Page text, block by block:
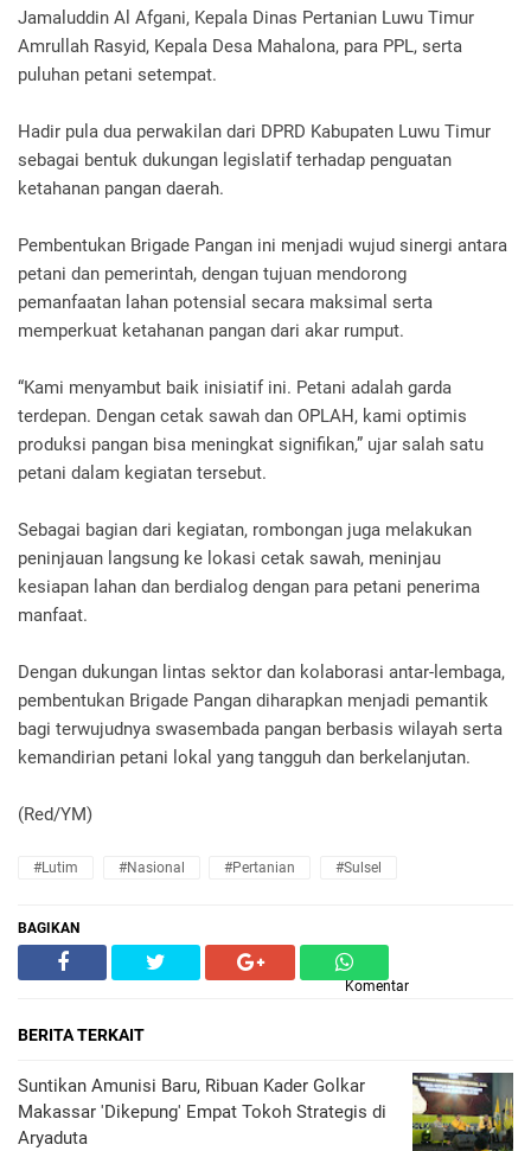
Jamaluddin Al Afgani, Kepala Dinas Pertanian Luwu Timur
Amrullah Rasyid, Kepala Desa Mahalona, para PPL, serta
puluhan petani setempat.
Hadir pula dua perwakilan dari DPRD Kabupaten Luwu Timur
sebagai bentuk dukungan legislatif terhadap penguatan
ketahanan pangan daerah.
Pembentukan Brigade Pangan ini menjadi wujud sinergi antara
petani dan pemerintah, dengan tujuan mendorong
pemanfaatan lahan potensial secara maksimal serta
memperkuat ketahanan pangan dari akar rumput.
“Kami menyambut baik inisiatif ini. Petani adalah garda
terdepan. Dengan cetak sawah dan OPLAH, kami optimis
produksi pangan bisa meningkat signifikan,” ujar salah satu
petani dalam kegiatan tersebut.
Sebagai bagian dari kegiatan, rombongan juga melakukan
peninjauan langsung ke lokasi cetak sawah, meninjau
kesiapan lahan dan berdialog dengan para petani penerima
manfaat.
Dengan dukungan lintas sektor dan kolaborasi antar-lembaga,
pembentukan Brigade Pangan diharapkan menjadi pemantik
bagi terwujudnya swasembada pangan berbasis wilayah serta
kemandirian petani lokal yang tangguh dan berkelanjutan.
(Red/YM)
#Lutim #Nasional #Pertanian #Sulsel
BAGIKAN
Komentar
BERITA TERKAIT
Suntikan Amunisi Baru, Ribuan Kader Golkar
Makassar 'Dikepung' Empat Tokoh Strategis di
Aryaduta